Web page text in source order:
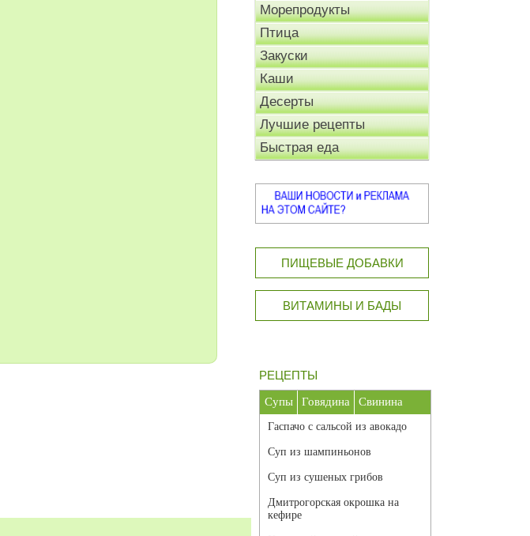
Морепродукты
Птица
Закуски
Каши
Десерты
Лучшие рецепты
Быстрая еда
ПИЩЕВЫЕ ДОБАВКИ
ВИТАМИНЫ И БАДЫ
РЕЦЕПТЫ
Супы Говядина Свинина
Гаспачо с сальсой из авокадо
Суп из шампиньонов
Суп из сушеных грибов
Дмитрогорская окрошка на
кефире